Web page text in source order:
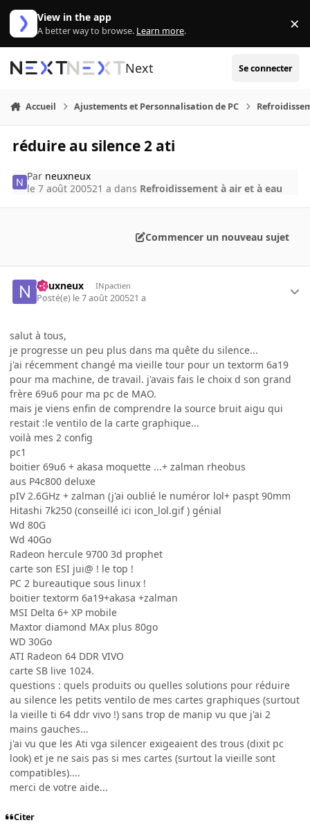
Aller au contenu
View in the app
A better way to browse. Learn more. ×
Next Se connecter
Accueil Ajustements et Personnalisation de PC
réduire au silence 2 ati
Par neuxneux
le 7 août 200521 a dans Refroidissement à air et à eau
Commencer un nouveau sujet
neuxneux INpactien
Posté(e) le 7 août 200521 a
salut à tous,
je progresse un peu plus dans ma quête du silence...
j'ai récemment changé ma vieille tour pour un textorm 6a19
pour ma machine, de travail. j'avais fais le choix d son grand
frère 69u6 pour ma pc de MAO.
mais je viens enfin de comprendre la source bruit aigu qui
restait :le ventilo de la carte graphique...
voilà mes 2 config
pc1
boitier 69u6 + akasa moquette ...+ zalman rheobus
aus P4c800 deluxe
pIV 2.6GHz + zalman (j'ai oublié le numéror lol+ paspt 90mm
Hitashi 7k250 (conseillé ici icon_lol.gif ) génial
Wd 80G
Wd 40Go
Radeon hercule 9700 3d prophet
carte son ESI jui@ ! le top !
PC 2 bureautique sous linux !
boitier textorm 6a19+akasa +zalman
MSI Delta 6+ XP mobile
Maxtor diamond MAx plus 80go
WD 30Go
ATI Radeon 64 DDR VIVO
carte SB live 1024.
questions : quels produits ou quelles solutions pour réduire
au silence les petits ventilo de mes cartes graphiques (surtout
la vieille ti 64 ddr vivo !) sans trop de manip vu que j'ai 2
mains gauches...
j'ai vu que les Ati vga silencer exigeaient des trous (dixit pc
look) et je ne sais pas si mes cartes (surtout la vieille sont
compatibles)....
merci de votre aide...
Citer